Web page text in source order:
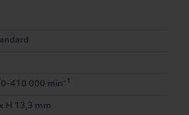
410 000 min -1
H 13,3 mm